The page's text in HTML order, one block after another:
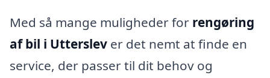
Med så mange muligheder for rengøring
af bil i Utterslev er det nemt at finde en
service, der passer til dit behov og